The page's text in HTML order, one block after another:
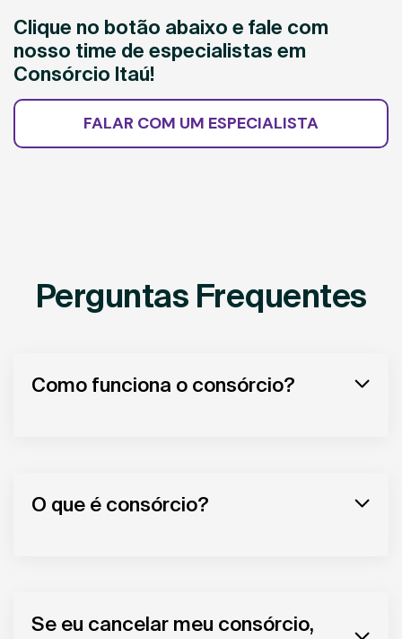
Clique no botão abaixo e fale com
nosso time de especialistas em
Consórcio Itaú!
FALAR COM UM ESPECIALISTA
Perguntas Frequentes
Como funciona o consórcio?
O que é consórcio?
Se eu cancelar meu consórcio,